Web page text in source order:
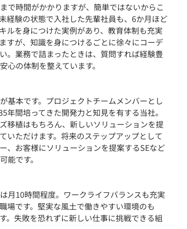
で時間がかかりますが、簡単ではないからこ
経験の状態で入社した先輩社員も、6か月ほど
ルを身につけた実例があり、教育体制も充実
すが、知識を身につけるごとに徐々にコーデ
。業務で詰まったときは、質問すれば経験豊
の体制を整えています。
基本です。プロジェクトチームメンバーとし
年間培ってきた開発力と知見を有する当社。
移植はもちろん、新しいソリューションを提
いただけます。将来のステップアップとして
、お客様にソリューションを提案するSEなど
能です。
月10時間程度。ワークライフバランスも充実
場です。堅実な風土で働きやすい環境のも
。失敗を恐れずに新しい仕事に挑戦できる組